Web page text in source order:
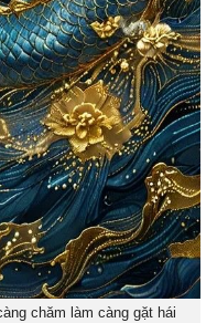
chăm làm càng gặt hái